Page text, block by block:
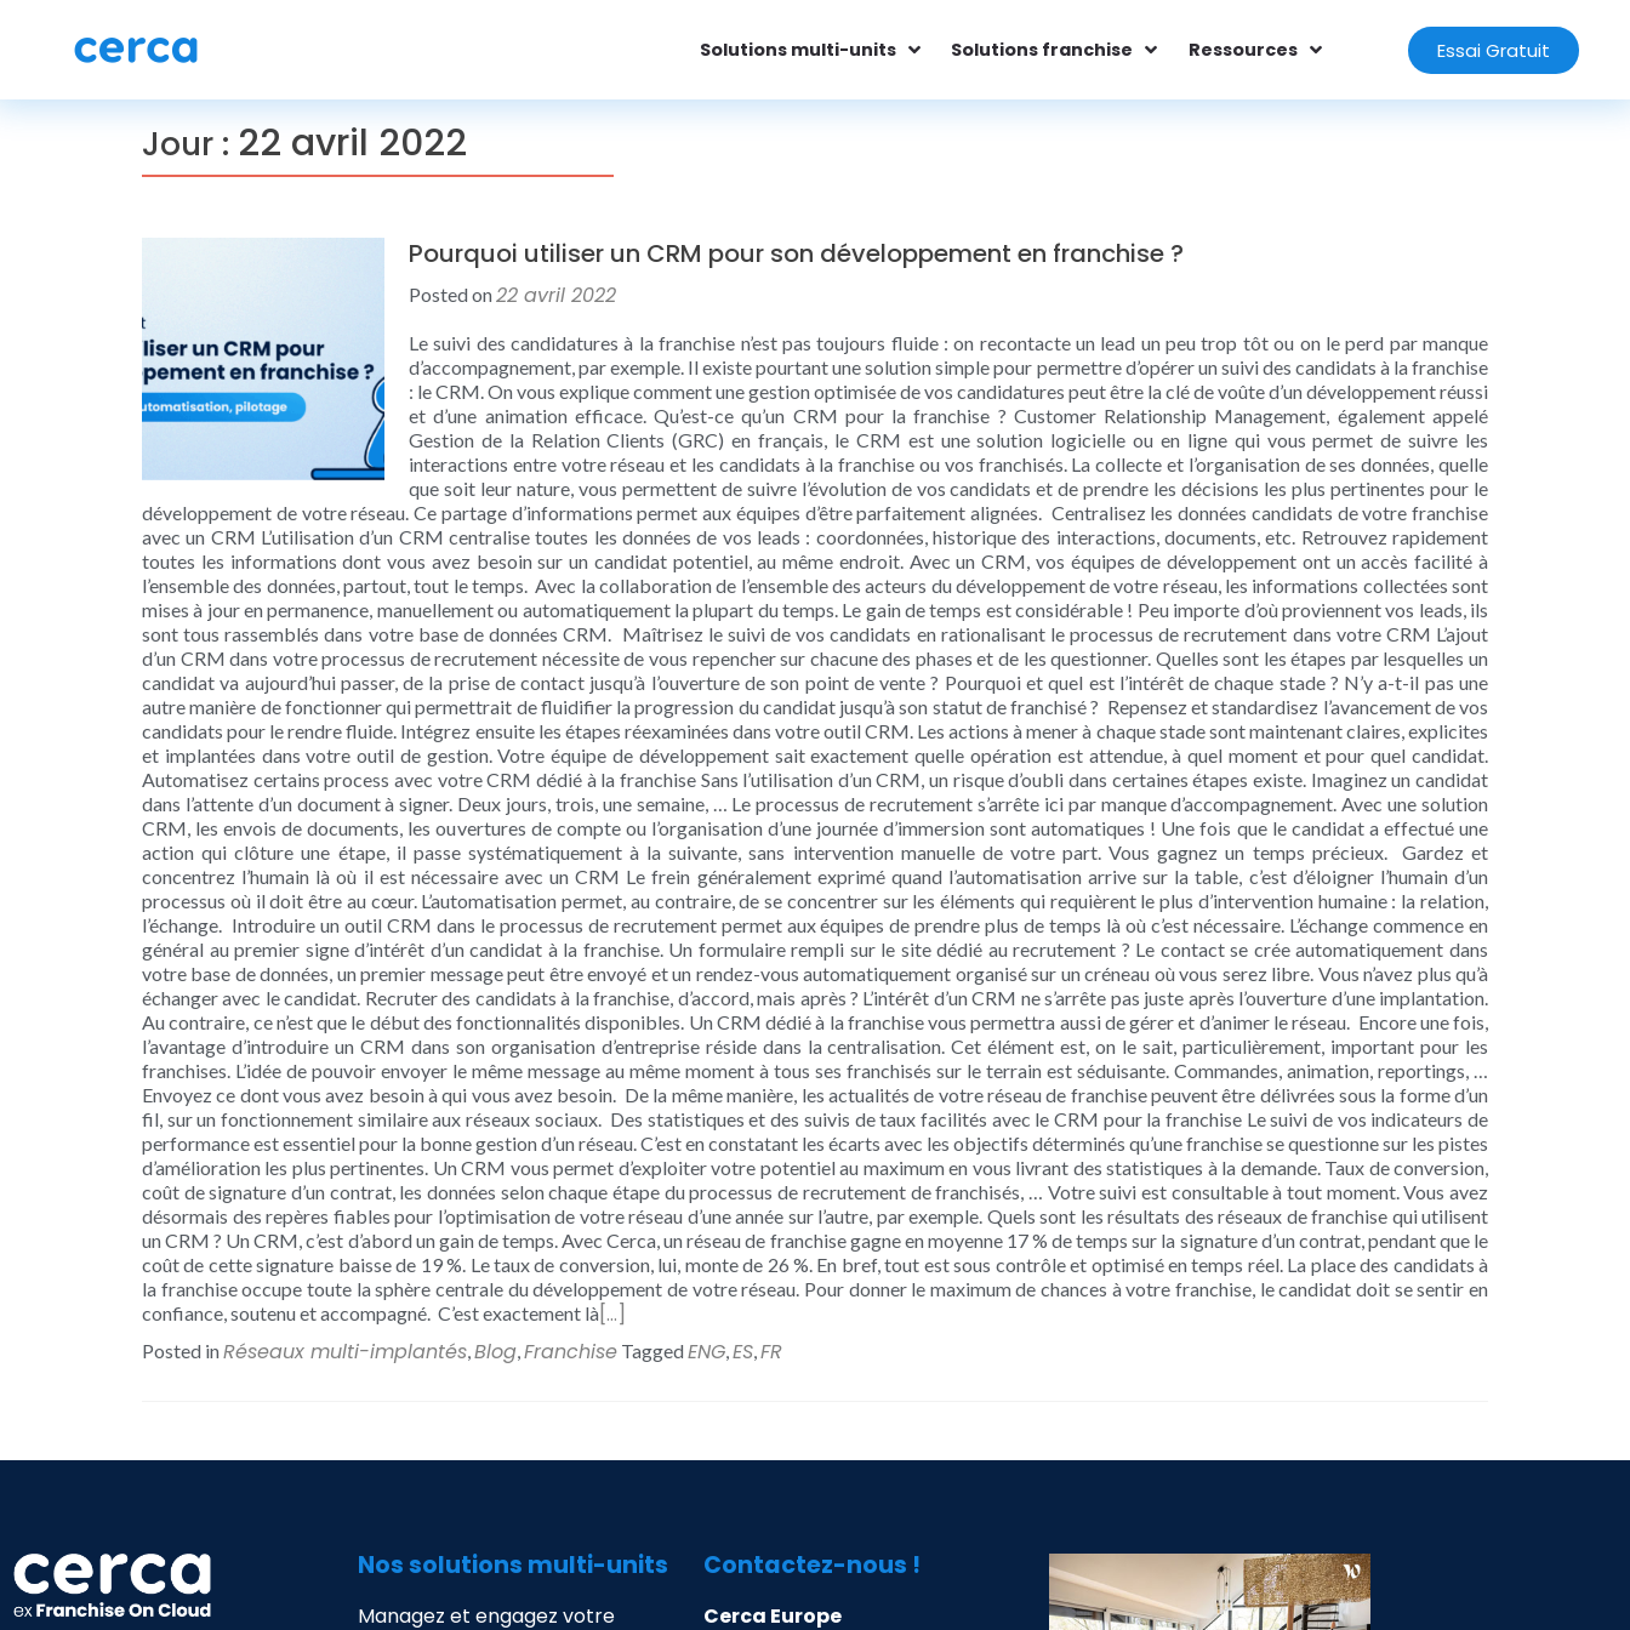
Solutions multi-units Solutions franchise Ressources Essai Gratuit
Jour : 22 avril 2022
Pourquoi utiliser un CRM pour son développement en franchise ?
Posted on22 avril 2022
Le suivi des candidatures à la franchise n’est pas toujours fluide : on recontacte un lead un peu trop tôt ou on le perd par manque
d’accompagnement, par exemple. Il existe pourtant une solution simple pour permettre d’opérer un suivi des candidats à la franchise
: le CRM. On vous explique comment une gestion optimisée de vos candidatures peut être la clé de voûte d’un développement réussi
et d’une animation efficace. Qu’est-ce qu’un CRM pour la franchise ? Customer Relationship Management, également appelé
Gestion de la Relation Clients (GRC) en français, le CRM est une solution logicielle ou en ligne qui vous permet de suivre les
interactions entre votre réseau et les candidats à la franchise ou vos franchisés. La collecte et l’organisation de ses données, quelle
que soit leur nature, vous permettent de suivre l’évolution de vos candidats et de prendre les décisions les plus pertinentes pour le
développement de votre réseau. Ce partage d’informations permet aux équipes d’être parfaitement alignées. Centralisez les données candidats de votre franchise
avec un CRM L’utilisation d’un CRM centralise toutes les données de vos leads : coordonnées, historique des interactions, documents, etc. Retrouvez rapidement
toutes les informations dont vous avez besoin sur un candidat potentiel, au même endroit. Avec un CRM, vos équipes de développement ont un accès facilité à
l’ensemble des données, partout, tout le temps. Avec la collaboration de l’ensemble des acteurs du développement de votre réseau, les informations collectées sont
mises à jour en permanence, manuellement ou automatiquement la plupart du temps. Le gain de temps est considérable ! Peu importe d’où proviennent vos leads, ils
sont tous rassemblés dans votre base de données CRM. Maîtrisez le suivi de vos candidats en rationalisant le processus de recrutement dans votre CRM L’ajout
d’un CRM dans votre processus de recrutement nécessite de vous repencher sur chacune des phases et de les questionner. Quelles sont les étapes par lesquelles un
candidat va aujourd’hui passer, de la prise de contact jusqu’à l’ouverture de son point de vente ? Pourquoi et quel est l’intérêt de chaque stade ? N’y a-t-il pas une
autre manière de fonctionner qui permettrait de fluidifier la progression du candidat jusqu’à son statut de franchisé ? Repensez et standardisez l’avancement de vos
candidats pour le rendre fluide. Intégrez ensuite les étapes réexaminées dans votre outil CRM. Les actions à mener à chaque stade sont maintenant claires, explicites
et implantées dans votre outil de gestion. Votre équipe de développement sait exactement quelle opération est attendue, à quel moment et pour quel candidat.
Automatisez certains process avec votre CRM dédié à la franchise Sans l’utilisation d’un CRM, un risque d’oubli dans certaines étapes existe. Imaginez un candidat
dans l’attente d’un document à signer. Deux jours, trois, une semaine, … Le processus de recrutement s’arrête ici par manque d’accompagnement. Avec une solution
CRM, les envois de documents, les ouvertures de compte ou l’organisation d’une journée d’immersion sont automatiques ! Une fois que le candidat a effectué une
action qui clôture une étape, il passe systématiquement à la suivante, sans intervention manuelle de votre part. Vous gagnez un temps précieux. Gardez et
concentrez l’humain là où il est nécessaire avec un CRM Le frein généralement exprimé quand l’automatisation arrive sur la table, c’est d’éloigner l’humain d’un
processus où il doit être au cœur. L’automatisation permet, au contraire, de se concentrer sur les éléments qui requièrent le plus d’intervention humaine : la relation,
l’échange. Introduire un outil CRM dans le processus de recrutement permet aux équipes de prendre plus de temps là où c’est nécessaire. L’échange commence en
général au premier signe d’intérêt d’un candidat à la franchise. Un formulaire rempli sur le site dédié au recrutement ? Le contact se crée automatiquement dans
votre base de données, un premier message peut être envoyé et un rendez-vous automatiquement organisé sur un créneau où vous serez libre. Vous n’avez plus qu’à
échanger avec le candidat. Recruter des candidats à la franchise, d’accord, mais après ? L’intérêt d’un CRM ne s’arrête pas juste après l’ouverture d’une implantation.
Au contraire, ce n’est que le début des fonctionnalités disponibles. Un CRM dédié à la franchise vous permettra aussi de gérer et d’animer le réseau. Encore une fois,
l’avantage d’introduire un CRM dans son organisation d’entreprise réside dans la centralisation. Cet élément est, on le sait, particulièrement, important pour les
franchises. L’idée de pouvoir envoyer le même message au même moment à tous ses franchisés sur le terrain est séduisante. Commandes, animation, reportings, …
Envoyez ce dont vous avez besoin à qui vous avez besoin. De la même manière, les actualités de votre réseau de franchise peuvent être délivrées sous la forme d’un
fil, sur un fonctionnement similaire aux réseaux sociaux. Des statistiques et des suivis de taux facilités avec le CRM pour la franchise Le suivi de vos indicateurs de
performance est essentiel pour la bonne gestion d’un réseau. C’est en constatant les écarts avec les objectifs déterminés qu’une franchise se questionne sur les pistes
d’amélioration les plus pertinentes. Un CRM vous permet d’exploiter votre potentiel au maximum en vous livrant des statistiques à la demande. Taux de conversion,
coût de signature d’un contrat, les données selon chaque étape du processus de recrutement de franchisés, … Votre suivi est consultable à tout moment. Vous avez
désormais des repères fiables pour l’optimisation de votre réseau d’une année sur l’autre, par exemple. Quels sont les résultats des réseaux de franchise qui utilisent
un CRM ? Un CRM, c’est d’abord un gain de temps. Avec Cerca, un réseau de franchise gagne en moyenne 17 % de temps sur la signature d’un contrat, pendant que le
coût de cette signature baisse de 19 %. Le taux de conversion, lui, monte de 26 %. En bref, tout est sous contrôle et optimisé en temps réel. La place des candidats à
la franchise occupe toute la sphère centrale du développement de votre réseau. Pour donner le maximum de chances à votre franchise, le candidat doit se sentir en
confiance, soutenu et accompagné. C’est exactement là[…]
Posted inRéseaux multi-implantés,Blog,Franchise TaggedENG,ES,FR
Nos solutions multi-units
Managez et engagez votre
Contactez-nous !
Cerca Europe